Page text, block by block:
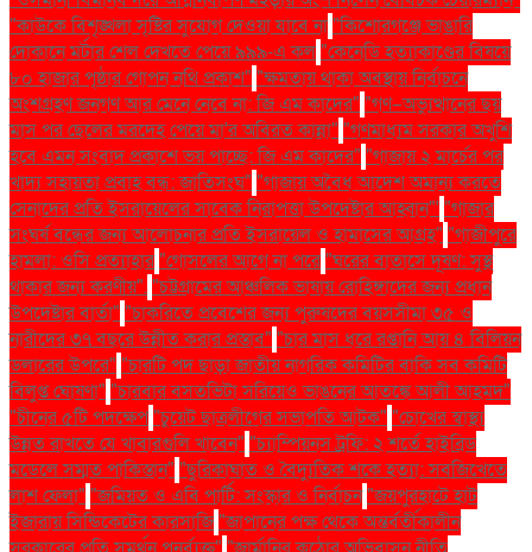
"কাউকে বিশৃঙ্খলা সৃষ্টির সুযোগ দেওয়া যাবে না"কিশোরগঞ্জে ভাঙারি
দোকানে মর্টার শেল দেখতে পেয়ে ৯৯৯-এ কল"কেনেডি হত্যাকাণ্ডের বিষয়ে
৮০ হাজার পৃষ্ঠার গোপন নথি প্রকাশ" "ক্ষমতায় থাকা অবস্থায় নির্বাচনে
অংশগ্রহণ জনগণ আর মেনে নেবে না: জি এম কাদের" "গণ–অভ্যুত্থানের ছয়
মাস পর ছেলের মরদেহ পেয়ে মা'র অবিরত কান্না" "গণমাধ্যম সরকার অখুশি
হবে এমন সংবাদ প্রকাশে ভয় পাচ্ছে: জি এম কাদের" "গাজায় ২ মার্চের পর
খাদ্য সহায়তা প্রবাহ বন্ধ: জাতিসংঘ" "গাজায় অবৈধ আদেশ অমান্য করতে
সেনাদের প্রতি ইসরায়েলের সাবেক নিরাপত্তা উপদেষ্টার আহ্বান"' "গাজার
সংঘর্ষ বন্ধের জন্য আলোচনার প্রতি ইসরায়েল ও হামাসের আগ্রহ" "গাজীপুরে
হামলা: ওসি প্রত্যাহার"গোসলের আগে না পরে"ঘরের বাতাসে দূষণ: সুস্থ
থাকার জন্য করণীয়"."চট্টগ্রামের আঞ্চলিক ভাষায় রোহিঙ্গাদের জন্য প্রধান
উপদেষ্টার বার্তা" "চাকরিতে প্রবেশের জন্য পুরুষদের বয়সসীমা ৩৫ ও
নারীদের ৩৭ বছরে উন্নীত করার প্রস্তাব" "চার মাস ধরে রপ্তানি আয় ৪ বিলিয়ন
ডলারের উপরে" "চারটি পদ ছাড়া জাতীয় নাগরিক কমিটির বাকি সব কমিটি
বিলুপ্ত ঘোষণা" "চারবার বসতভিটা সরিয়েও ভাঙনের আতঙ্কে আলী আহমদ"
"চীনের ৫টি পদক্ষেপ"চুয়েট ছাত্রলীগের সভাপতি আটক" "চোখের স্বাস্থ্য
উন্নত রাখতে যে খাবারগুলি খাবেন" "চ্যাম্পিয়নস ট্রফি: ২ শর্তে হাইব্রিড
মডেলে সম্মত পাকিস্তান" "ছুরিকাঘাত ও বৈদ্যুতিক শকে হত্যা: সবজিখেতে
লাশ ফেলা" "জমিয়ত ও এবি পার্টি: সংস্কার ও নির্বাচন"জয়পুরহাটে হাট
ইজারায় সিন্ডিকেটের কারসাজি"জাপানের পক্ষ থেকে অন্তর্বর্তীকালীন